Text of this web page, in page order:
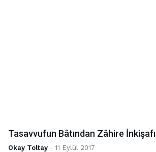
Tasavvufun Bâtından Zâhire İnkişafı
Okay Toltay - 11 Eylül 2017